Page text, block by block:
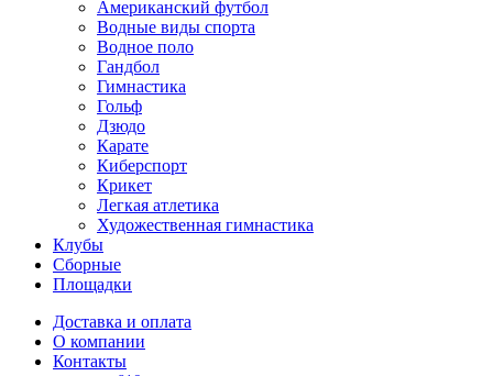
Американский футбол
Водные виды спорта
Водное поло
Гандбол
Гимнастика
Гольф
Дзюдо
Карате
Киберспорт
Крикет
Легкая атлетика
Художественная гимнастика
Клубы
Сборные
Площадки
Доставка и оплата
О компании
Контакты